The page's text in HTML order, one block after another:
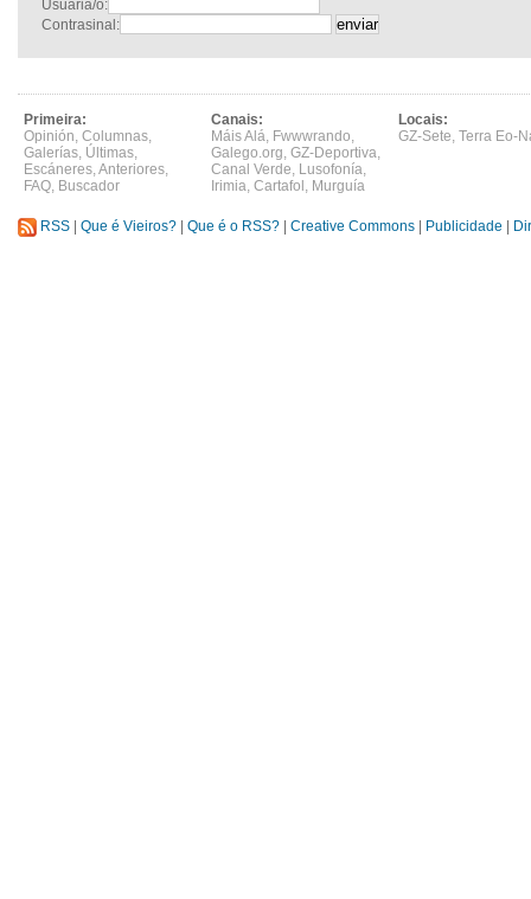
Usuaria/o:
Contrasinal:
Primeira:
Opinión, Columnas,
Galerías, Últimas,
Escáneres,Anteriores,
FAQ, Buscador
Canais:
Máis Alá, Fwwwrando,
Galego.org, GZ-Deportiva,
Canal Verde, Lusofonía,
Irimia, Cartafol , Murguía
Locais:
GZ-Sete, Terra Eo-
RSS Que é Vieiros? Que é o RSS? Creative Commons Publicidade